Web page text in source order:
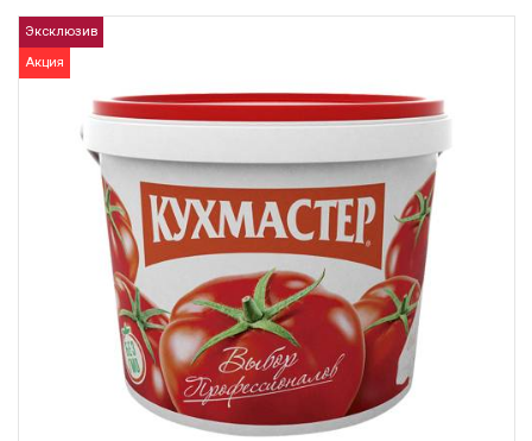
Эксклюзив
Акция